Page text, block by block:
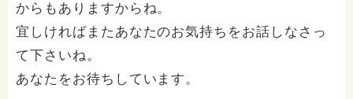
からもありますからね。
宜しければまたあなたのお気持ちをお話しなさっ
て下さいね。
あなたをお待ちしています。